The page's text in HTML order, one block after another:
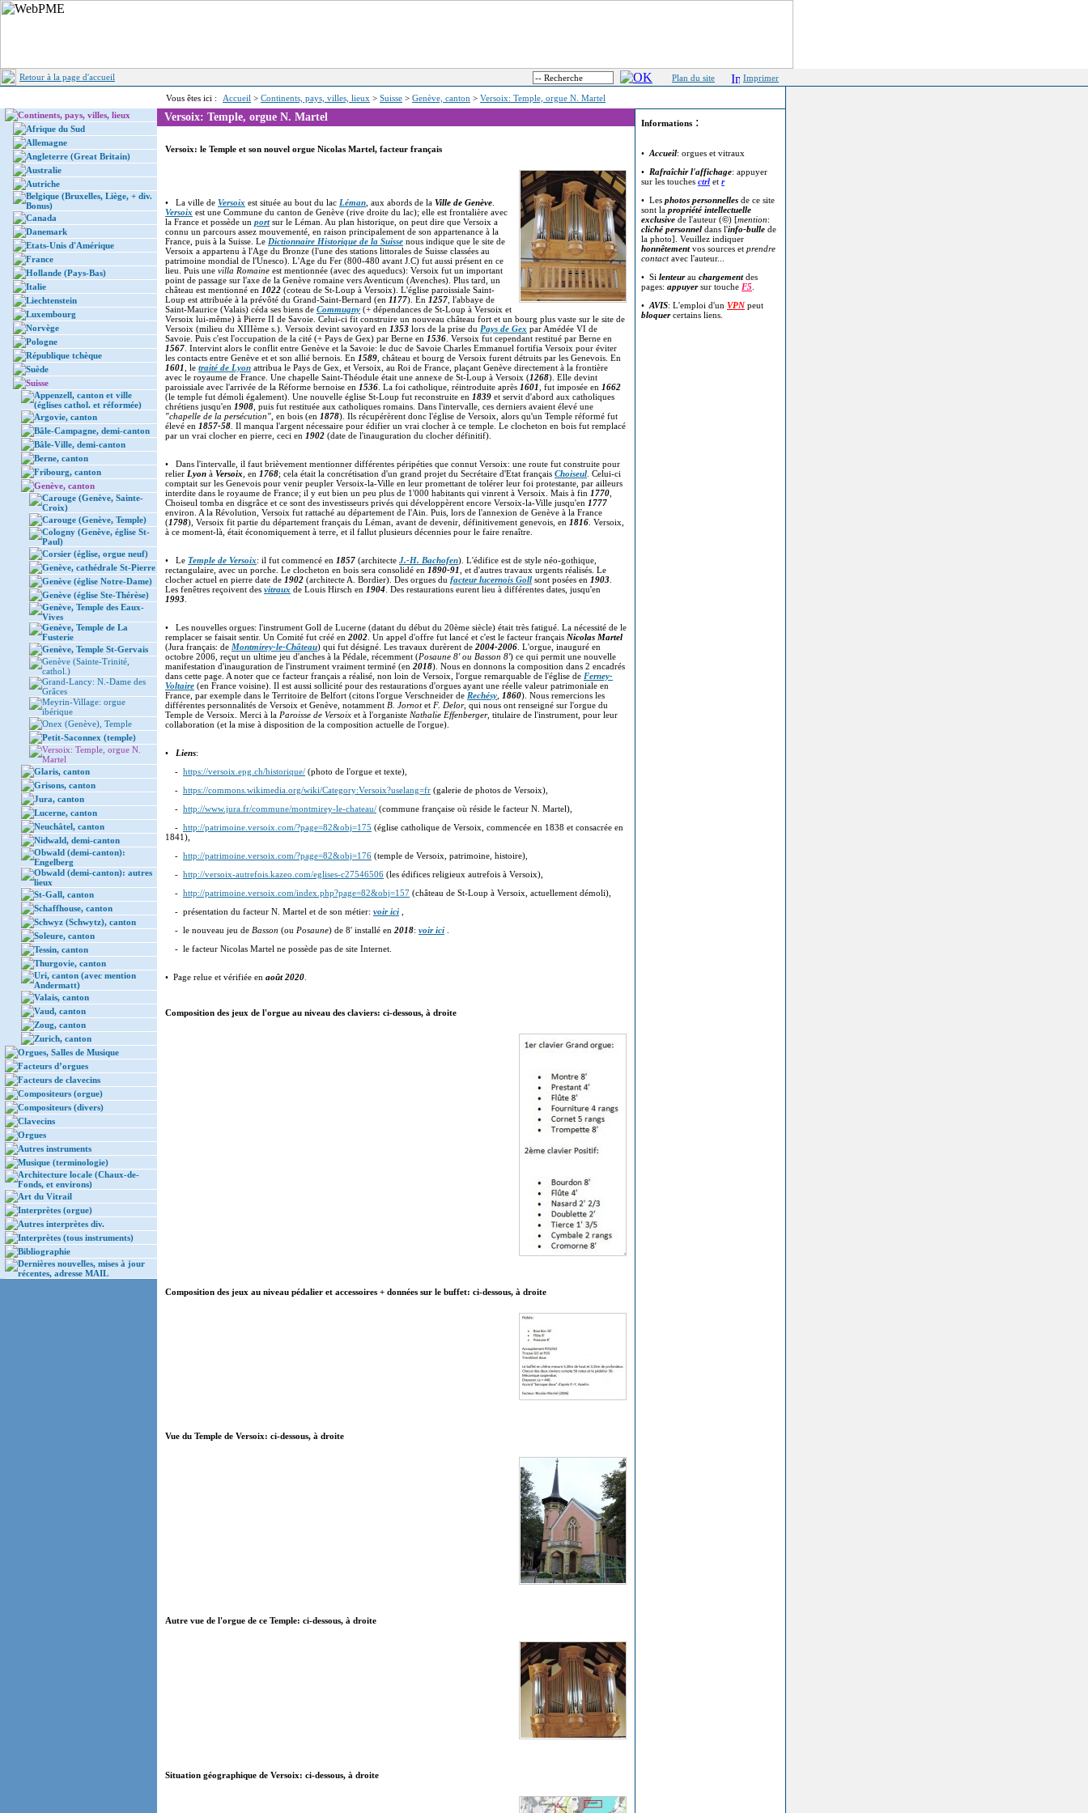
Retour à la page d'accueil Plan du site Imprimer
Vous êtes ici : Accueil > Continents, pays, villes, lieux > Suisse > Genève, canton > Versoix: Temple, orgue N. Martel
Continents, pays, villes, lieux
Afrique du Sud
Allemagne
Angleterre (Great Britain)
Australie
Autriche
Belgique (Bruxelles, Liège, + div.
Bonus)
Canada
Danemark
Etats-Unis d'Amérique
France
Hollande (Pays-Bas)
Italie
Liechtenstein
Luxembourg
Norvège
Pologne
République tchèque
Suède
Suisse
Appenzell, canton et ville
(églises cathol. et réformée)
Argovie, canton
Bâle-Campagne, demi-canton
Bâle-Ville, demi-canton
Berne, canton
Fribourg, canton
Genève, canton
Carouge (Genève, Sainte-
Croix)
Carouge (Genève, Temple)
Cologny (Genève, église St-
Paul)
Corsier (église, orgue neuf)
Genève, cathédrale St-Pierre
Genève (église Notre-Dame)
Genève (église Ste-Thérèse)
Genève, Temple des Eaux-
Vives
Genève, Temple de La
Fusterie
Genève, Temple St-Gervais
Genève (Sainte-Trinité,
cathol.)
Grand-Lancy: N.-Dame des
Grâces
Meyrin-Village: orgue
ibérique
Onex (Genève), Temple
Petit-Saconnex (temple)
Versoix: Temple, orgue N.
Martel
Glaris, canton
Grisons, canton
Jura, canton
Lucerne, canton
Neuchâtel, canton
Nidwald, demi-canton
Obwald (demi-canton):
Engelberg
Obwald (demi-canton): autres
lieux
St-Gall, canton
Schaffhouse, canton
Schwyz (Schwytz), canton
Soleure, canton
Tessin, canton
Thurgovie, canton
Uri, canton (avec mention
Andermatt)
Valais, canton
Vaud, canton
Zoug, canton
Zurich, canton
Orgues, Salles de Musique
Facteurs d’orgues
Facteurs de clavecins
Compositeurs (orgue)
Compositeurs (divers)
Clavecins
Orgues
Autres instruments
Musique (terminologie)
Architecture locale (Chaux-de-
Fonds, et environs)
Art du Vitrail
Interprètes (orgue)
Autres interprètes div.
Interprètes (tous instruments)
Bibliographie
Dernières nouvelles, mises à jour
récentes, adresse MAIL
Versoix: Temple, orgue N. Martel
Versoix: le Temple et son nouvel orgue Nicolas Martel, facteur français
• La ville de Versoix est située au bout du lac Léman , aux abords de la Ville de Genève
Versoix est une Commune du canton de Genève (rive droite du lac); elle est frontalière avec
la France et possède un portsur le Léman. Au plan historique, on peut dire que Versoix a
connu un parcours assez mouvementé, en raison principalement de son appartenance à la
France, puis à la Suisse. Le Dictionnaire Historique de la Suisse nous indique que le site de
Versoix a appartenu à l'Age du Bronze (l'une des stations littorales de Suisse classées au
patrimoine mondial de l'Unesco). L'Age du Fer (800-480 avant J.C) fut aussi présent en ce
lieu. Puis une villa Romaine est mentionnée (avec des aqueducs): Versoix fut un important
point de passage sur l'axe de la Genève romaine vers Aventicum (Avenches). Plus tard, un
château est mentionné en 1022 (coteau de St-Loup à Versoix). L'église paroissiale Saint-
Loup est attribuée à la prévôté du Grand-Saint-Bernard (en 1177). En 1257 , l'abbaye de
Saint-Maurice (Valais) céda ses biens de Commugny (+ dépendances de St-Loup à Versoix et
Versoix lui-même) à Pierre II de Savoie. Celui-ci fit construire un nouveau château fort et un bourg plus vaste sur le site de
Versoix (milieu du XIIIème s.). Versoix devint savoyard en 1353 lors de la prise du Pays de Gex par Amédée VI de
Savoie. Puis c'est l'occupation de la cité (+ Pays de Gex) par Berne en 1536 . Versoix fut cependant restitué par Berne en
1567 . Intervint alors le conflit entre Genève et la Savoie: le duc de Savoie Charles Emmanuel fortifia Versoix pour éviter
les contacts entre Genève et et son allié bernois. En 1589 , château et bourg de Versoix furent détruits par les Genevois. En
1601 , le traité de Lyon attribua le Pays de Gex, et Versoix, au Roi de France, plaçant Genève directement à la frontière
avec le royaume de France. Une chapelle Saint-Théodule était une annexe de St-Loup à Versoix (1268). Elle devint
paroissiale avec l'arrivée de la Réforme bernoise en 1536 . La foi catholique, réintroduite après 1601 , fut imposée en 1662
(le temple fut démoli également). Une nouvelle église St-Loup fut reconstruite en 1839 et servit d'abord aux catholiques
chrétiens jusqu'en 1908 , puis fut restituée aux catholiques romains. Dans l'intervalle, ces derniers avaient élevé une
"chapelle de la persécution" , en bois (en 1878). Ils récupérèrent donc l'église de Versoix, alors qu'un Temple réformé fut
élevé en 1857-58 . Il manqua l'argent nécessaire pour édifier un vrai clocher à ce temple. Le clocheton en bois fut remplacé
par un vrai clocher en pierre, ceci en 1902 (date de l'inauguration du clocher définitif).
• Dans l'intervalle, il faut brièvement mentionner différentes péripéties que connut Versoix: une route fut construite pour
relier Lyon à Versoix , en 1768; cela était la concrétisation d'un grand projet du Secrétaire d'Etat français Choiseul . Celui-ci
comptait sur les Genevois pour venir peupler Versoix-la-Ville en leur promettant de tolérer leur foi protestante, par ailleurs
interdite dans le royaume de France; il y eut bien un peu plus de 1'000 habitants qui vinrent à Versoix. Mais à fin 1770
Choiseul tomba en disgrâce et ce sont des investisseurs privés qui développèrent encore Versoix-la-Ville jusqu'en 1777
environ. A la Révolution, Versoix fut rattaché au département de l'Ain. Puis, lors de l'annexion de Genève à la France
(1798), Versoix fit partie du département français du Léman, avant de devenir, définitivement genevois, en 1816 . Versoix,
à ce moment-là, était économiquement à terre, et il fallut plusieurs décennies pour le faire renaître.
• Le Temple de Versoix: il fut commencé en 1857 (architecte J.-H. Bachofen). L'édifice est de style néo-gothique,
rectangulaire, avec un porche. Le clocheton en bois sera consolidé en 1890-91 , et d'autres travaux urgents réalisés. Le
clocher actuel en pierre date de 1902 (architecte A. Bordier). Des orgues du facteur lucernois Goll sont posées en 1903
Les fenêtres reçoivent des vitraux de Louis Hirsch en 1904 . Des restaurations eurent lieu à différentes dates, jusqu'en
1993
• Les nouvelles orgues: l'instrument Goll de Lucerne (datant du début du 20ème siècle) était très fatigué. La nécessité de le
remplacer se faisait sentir. Un Comité fut créé en 2002 . Un appel d'offre fut lancé et c'est le facteur français Nicolas Martel
(Jura français: de Montmirey-le-Château) qui fut désigné. Les travaux durèrent de 2004-2006 . L'orgue, inauguré en
octobre 2006, reçut un ultime jeu d'anches à la Pédale, récemment (Posaune 8' ou Basson 8') ce qui permit une nouvelle
manifestation d'inauguration de l'instrument vraiment terminé (en 2018). Nous en donnons la composition dans 2 encadrés
dans cette page. A noter que ce facteur français a réalisé, non loin de Versoix, l'orgue remarquable de l'église de Ferney-
Voltaire (en France voisine). Il est aussi sollicité pour des restaurations d'orgues ayant une réelle valeur patrimoniale en
France, par exemple dans le Territoire de Belfort (citons l'orgue Verschneider de Rechésy 1860). Nous remercions les
différentes personnalités de Versoix et Genève, notamment B. Jornotet F. Delor, qui nous ont renseigné sur l'orgue du
Temple de Versoix. Merci à la Paroisse de Versoix et à l'organiste Nathalie Effenberger, titulaire de l'instrument, pour leur
collaboration (et la mise à disposition de la composition actuelle de l'orgue).
• Liens:
- https://versoix.epg.ch/historique/ (photo de l'orgue et texte),
- https://commons.wikimedia.org/wiki/Category:Versoix?uselang=fr (galerie de photos de Versoix),
- http://www.jura.fr/commune/montmirey-le-chateau/ (commune française où réside le facteur N. Martel),
- http://patrimoine.versoix.com/?page=82&obj=175 (église catholique de Versoix, commencée en 1838 et consacrée en
1841),
- http://patrimoine.versoix.com/?page=82&obj=176 (temple de Versoix, patrimoine, histoire),
- http://versoix-autrefois.kazeo.com/eglises-c27546506 (les édifices religieux autrefois à Versoix),
- http://patrimoine.versoix.com/index.php?page=82&obj=157 (château de St-Loup à Versoix, actuellement démoli),
- présentation du facteur N. Martel et de son métier: voir ici
- le nouveau jeu de Basson (ou Posaune) de 8' installé en 2018: voir ici
- le facteur Nicolas Martel ne possède pas de site Internet.
• Page relue et vérifiée en août 2020
Composition des jeux de l'orgue au niveau des claviers: ci-dessous, à droite
Composition des jeux au niveau pédalier et accessoires + données sur le buffet: ci-dessous, à droite
Vue du Temple de Versoix: ci-dessous, à droite
Autre vue de l'orgue de ce Temple: ci-dessous, à droite
Situation géographique de Versoix: ci-dessous, à droite
Informations :
• Accueil: orgues et vitraux
• Rafraîchir l'affichage: appuyer
sur les touches ctrl et r
• Les photos personnelles de ce site
sont la propriété intellectuelle
exclusive de l'auteur (©) [mention:
cliché personnel dans l'info-bulle de
la photo]. Veuillez indiquer
honnêtementvos sources et prendre
contactavec l'auteur...
• Si lenteurau chargementdes
pages: appuyersur touche F5
• AVIS: L'emploi d'un VPNpeut
bloquercertains liens.